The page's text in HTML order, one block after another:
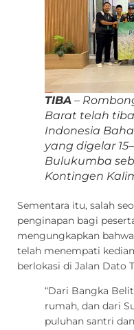
TIBA –
Barat telah
Indonesia
yang digelar
Bulukumba
Kontingen
Sementara itu, salah
penginapan bagi
mengungkapkan
telah menempati
berlokasi di Jalan Dato
“Dari Bangka
rumah, dan dari
puluhan santri